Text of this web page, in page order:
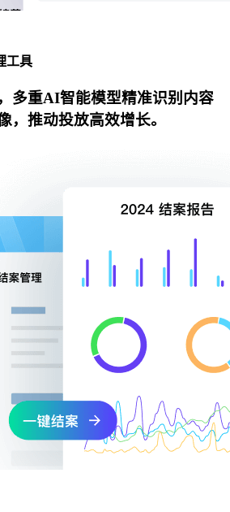
工具
多重AI智能模型精准识别内容
，推动投放高效增长。